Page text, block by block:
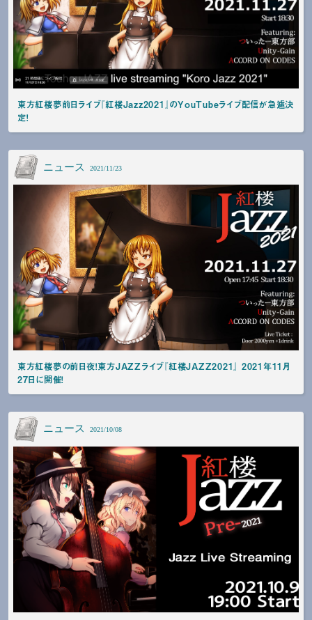
東方紅楼夢前日ライブ『紅楼Jazz2021』のYouTubeライブ配信が急遽決
定！
ニュース 2021/11/23
東方紅楼夢の前日夜！東方JAZZライブ『紅楼JAZZ2021』 2021年11月
27日に開催！
ニュース 2021/10/08